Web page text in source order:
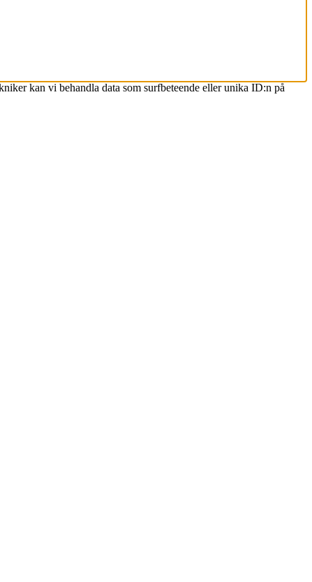
kan vi behandla data som surfbeteende eller unika ID:n på